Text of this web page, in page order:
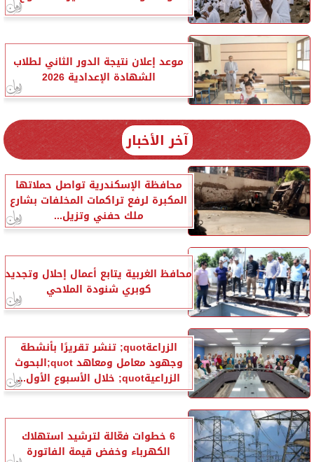
موعد إعلان نتيجة الدور الثاني لطلاب
الشهادة الإعدادية 2026
آخر الأخبار
محافظة الإسكندرية تواصل حملاتها
المكبرة لرفع تراكمات المخلفات بشارع
ملك حفني وتزيل...
محافظ الغربية يتابع أعمال إحلال وتجديد
كوبري شنودة الملاحي
الزراعةquot; تنشر تقريرًا بأنشطة
وجهود معامل ومعاهد quot;البحوث
الزراعيةquot; خلال الأسبوع الأول...
6 خطوات فعّالة لترشيد استهلاك
الكهرباء وخفض قيمة الفاتورة